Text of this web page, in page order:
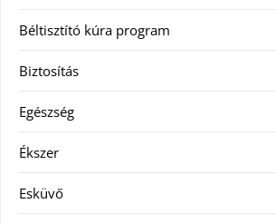
Béltisztító kúra program
Biztosítás
Egészség
Ékszer
Esküvő